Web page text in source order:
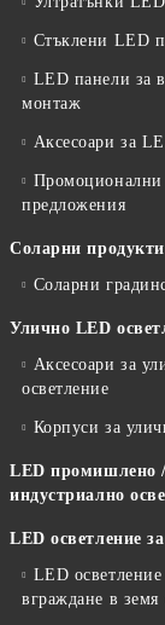
Стъклени LED
LED панели за
монтаж
Аксесоари за
Промоционални
предложения
Соларни продукти
Соларни
Улично LED
Аксесоари за
осветление
Корпуси за
LED промишлено /
индустриално
LED осветление
LED осветление
вграждане в земя